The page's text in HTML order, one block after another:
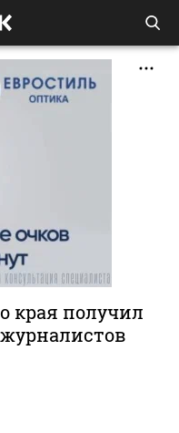
края получил